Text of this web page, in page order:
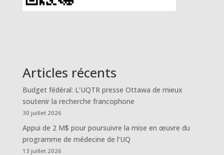
Articles récents
Budget fédéral: L’UQTR presse Ottawa de mieux
soutenir la recherche francophone
30 juillet 2026
Appui de 2 M$ pour poursuivre la mise en œuvre du
programme de médecine de l’UQ
13 juillet 2026